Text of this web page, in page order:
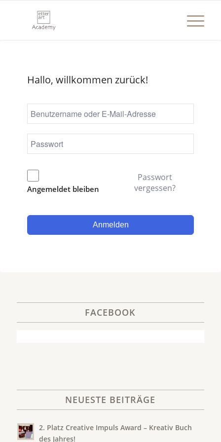
Hallo, willkommen zurück!
Angemeldet bleiben
Passwort
vergessen?
Anmelden
FACEBOOK
NEUESTE BEITRÄGE
2. Platz Creative Impuls Award – Kreativ Buch
des Jahres!